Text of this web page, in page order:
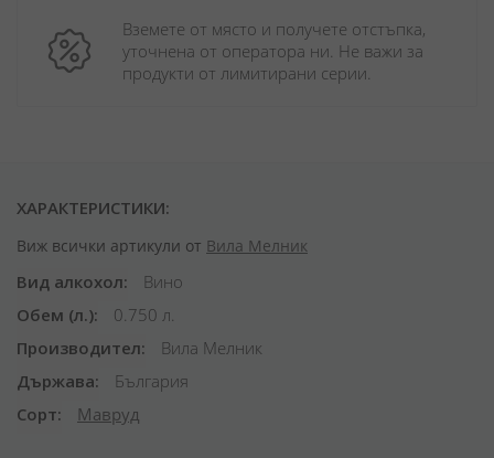
Вземете от място и получете отстъпка,
уточнена от оператора ни. Не важи за
продукти от лимитирани серии.
ХАРАКТЕРИСТИКИ:
Виж всички артикули от Вила Мелник
Вид алкохол
Вино
Обем (л.)
0.750 л.
Производител
Вила Мелник
Държава
България
Сорт
Мавруд